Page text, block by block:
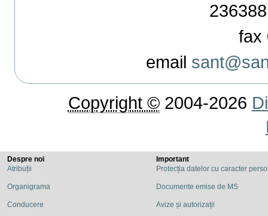
fax
email
Copyright ©2004-2026
Despre noi
Atribuții
Organigrama
Conducere
Important
Protecția datelor cu caracter
Documente emise de MS
Avize și autorizații